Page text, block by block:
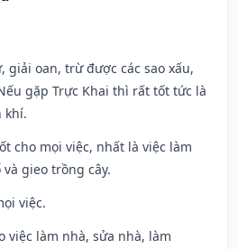
giải oan, trừ được các sao xấu,
gặp Trực Khai thì rất tốt tức là
khí.
cho mọi việc, nhất là việc làm
gieo trồng cây.
việc.
việc làm nhà, sửa nhà, làm